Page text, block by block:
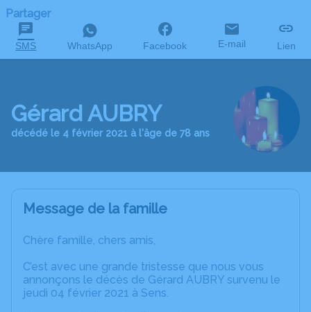
Partager
SMS WhatsApp Facebook E-mail Lien
Gérard AUBRY
décédé le 4 février 2021 à l'âge de 78 ans
Message de la famille
Chère famille, chers amis,
C’est avec une grande tristesse que nous vous
annonçons le décès de Gérard AUBRY survenu le
jeudi 04 février 2021 à Sens.